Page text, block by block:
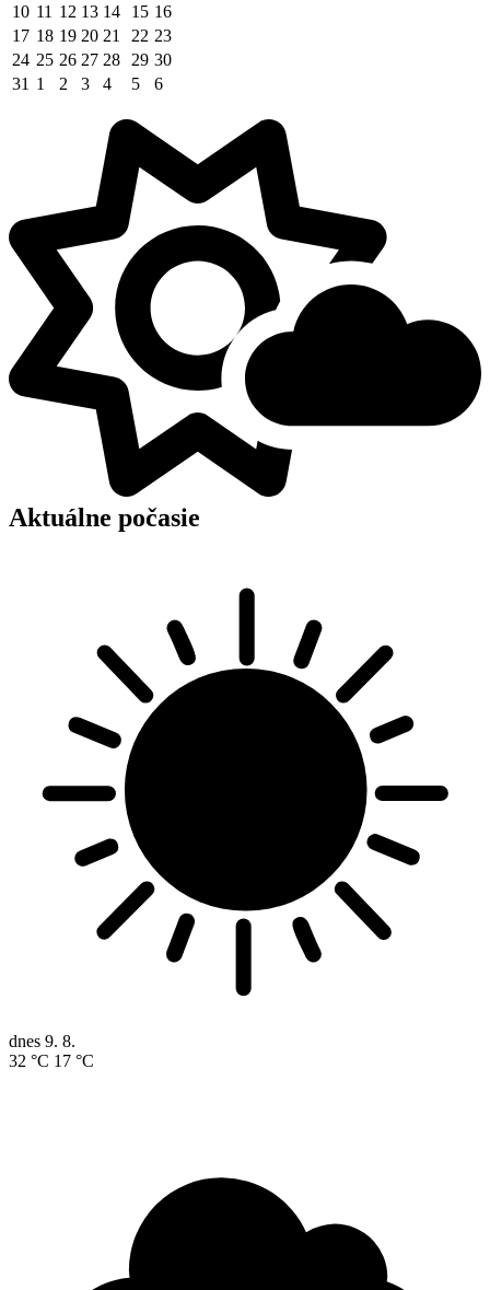
10 11 12 13 14 15 16
17 18 19 20 21 22 23
24 25 26 27 28 29 30
31 1 2 3 4 5 6
Aktuálne počasie
dnes 9. 8.
32 °C 17 °C